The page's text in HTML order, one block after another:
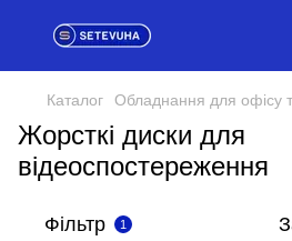
Каталог Обладнання для офісу
Жорсткі диски для
відеоспостереження
Фільтр 1